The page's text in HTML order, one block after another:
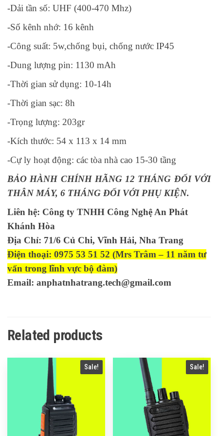
-Dải tần số: UHF (400-470 Mhz)
-Số kênh nhớ: 16 kênh
-Công suất: 5w,chống bụi, chống nước IP45
-Dung lượng pin: 1130 mAh
-Thời gian sử dụng: 10-14h
-Thời gian sạc: 8h
-Trọng lượng: 203gr
-Kích thước: 54 x 113 x 14 mm
-Cự ly hoạt động: các tòa nhà cao 15-30 tầng
BẢO HÀNH CHÍNH HÃNG 12 THÁNG ĐỐI VỚI
THÂN MÁY, 6 THÁNG ĐỐI VỚI PHỤ KIỆN.
Liên hệ: Công ty TNHH Công Nghệ An Phát
Khánh Hòa
Địa Chỉ: 71/6 Củ Chi, Vĩnh Hải, Nha Trang
Điện thoại: 0975 53 51 52 (Mrs Trâm – 11 năm tư
vấn trong lĩnh vực bộ đàm)
Email: anphatnhatrang.tech@gmail.com
Related products
Sale! Sale!